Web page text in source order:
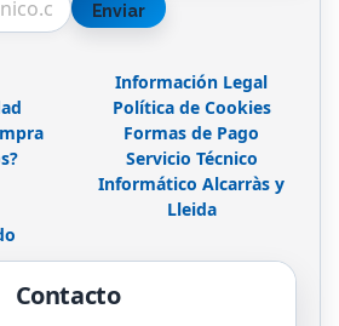
Enviar
Información Legal
Política de Cookies
Formas de Pago
Servicio Técnico
Informático Alcarràs y
Lleida
Contacto